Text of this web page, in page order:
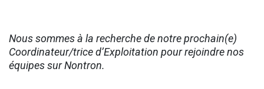
Nous sommes à la recherche de notre prochain(e)
Coordinateur/trice d’Exploitation pour rejoindre nos
équipes sur Nontron.